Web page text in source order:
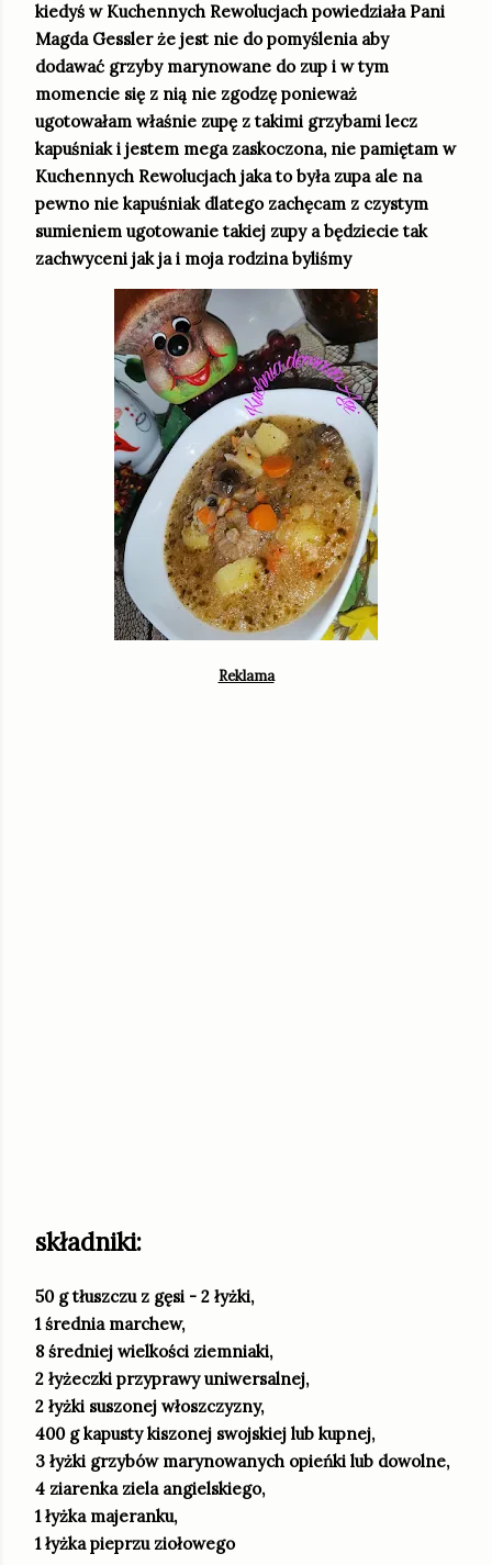
kiedyś w Kuchennych Rewolucjach powiedziała Pani
Magda Gessler że jest nie do pomyślenia aby
dodawać grzyby marynowane do zup i w tym
momencie się z nią nie zgodzę ponieważ
ugotowałam właśnie zupę z takimi grzybami lecz
kapuśniak i jestem mega zaskoczona, nie pamiętam w
Kuchennych Rewolucjach jaka to była zupa ale na
pewno nie kapuśniak dlatego zachęcam z czystym
sumieniem ugotowanie takiej zupy a będziecie tak
zachwyceni jak ja i moja rodzina byliśmy
składniki:
50 g tłuszczu z gęsi - 2 łyżki,
1 średnia marchew,
8 średniej wielkości ziemniaki,
2 łyżeczki przyprawy uniwersalnej,
2 łyżki suszonej włoszczyzny,
400 g kapusty kiszonej swojskiej lub kupnej,
3 łyżki grzybów marynowanych opieńki lub dowolne,
4 ziarenka ziela angielskiego,
1 łyżka majeranku,
1 łyżka pieprzu ziołowego